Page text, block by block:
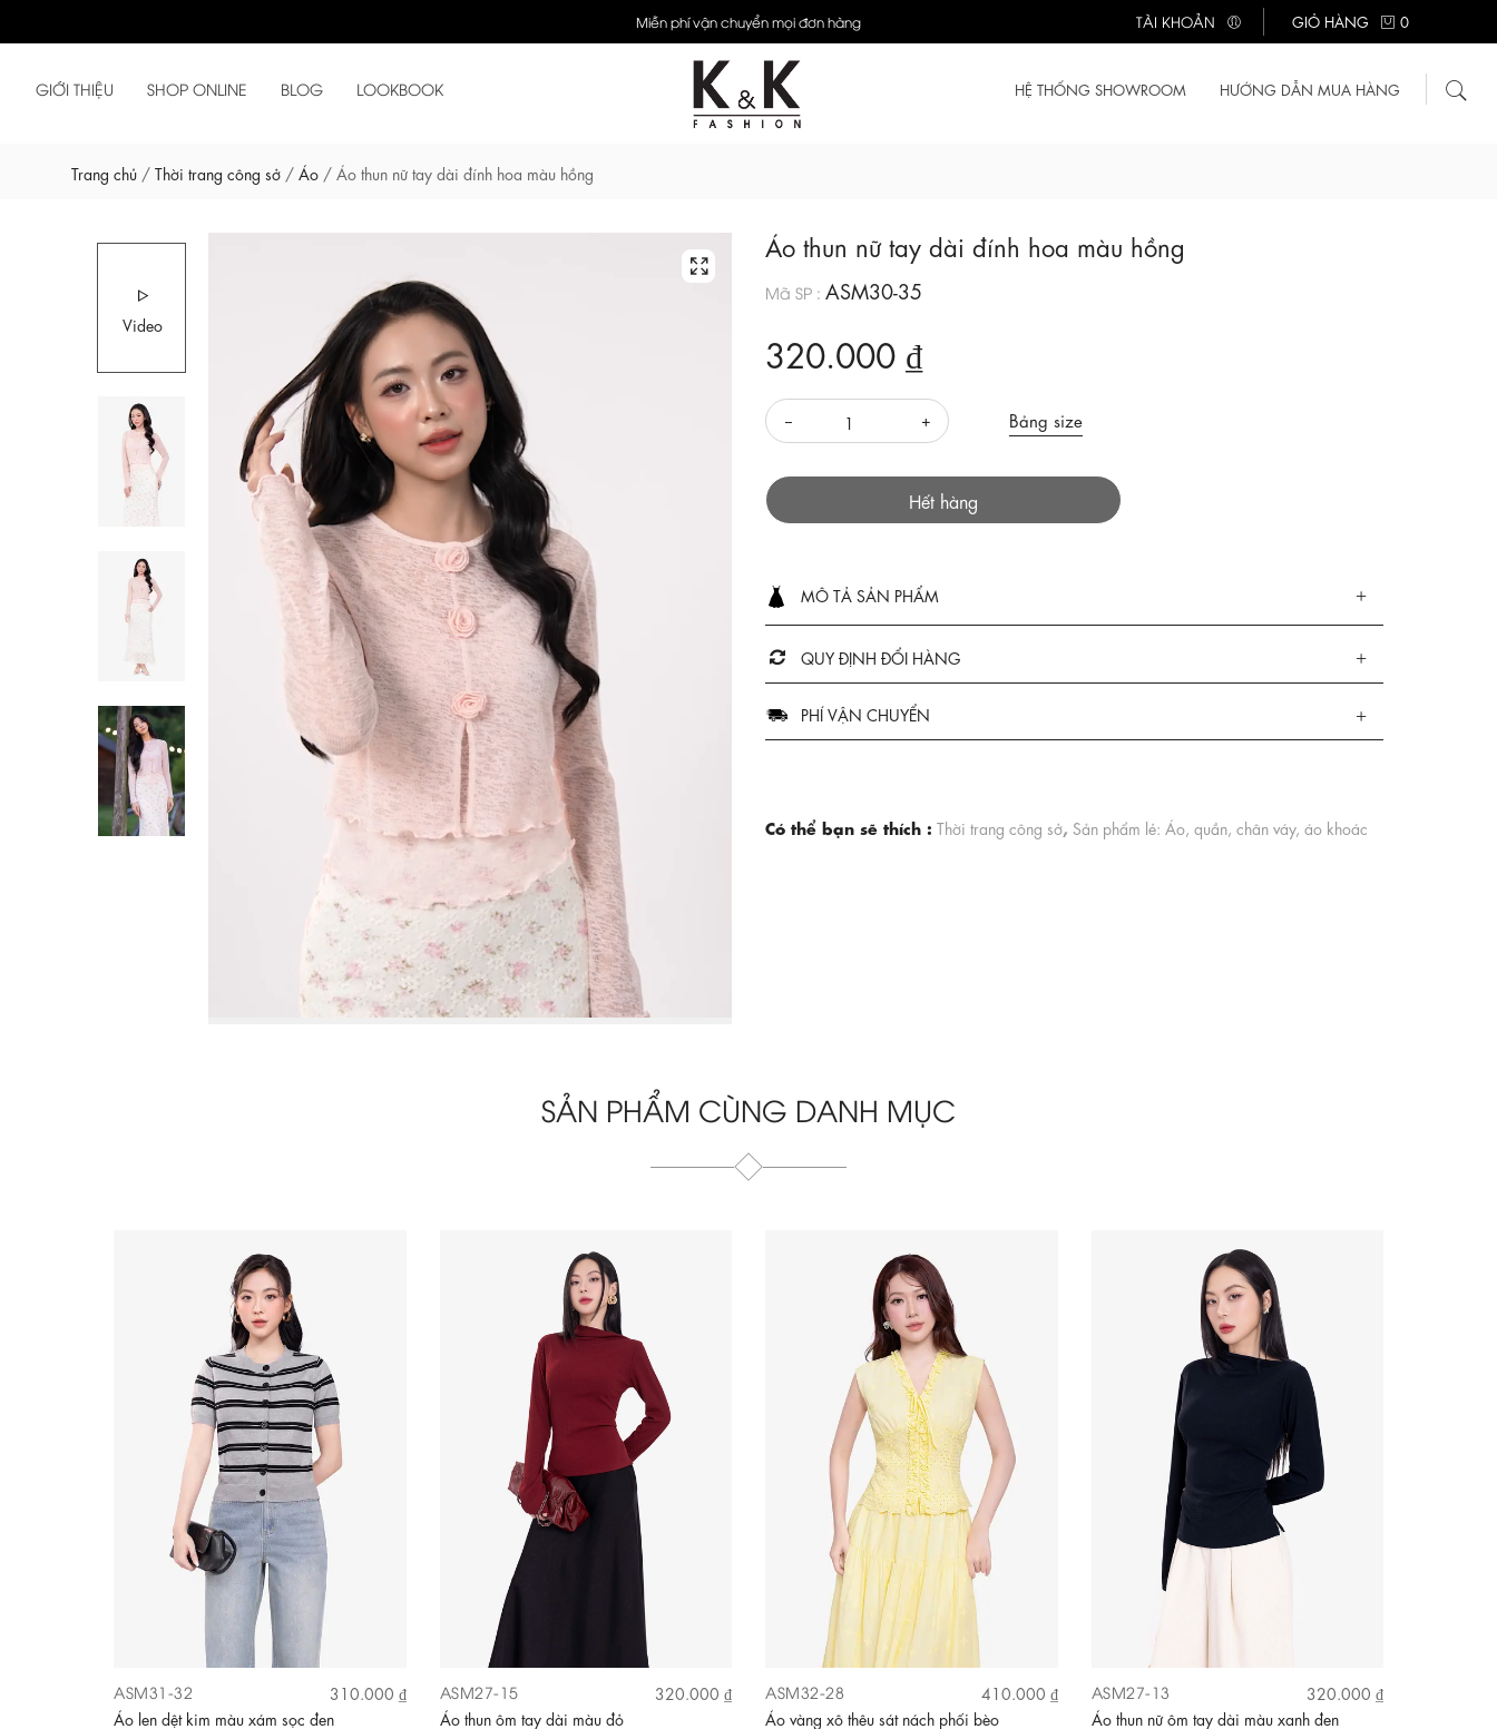
Miễn phí vận chuyển mọi đơn hàng TÀI KHOẢN GIỎ HÀNG 0
GIỚI THIỆU SHOP ONLINE BLOG LOOKBOOK HỆ THỐNG SHOWROOM HƯỚNG DẪN MUA HÀNG
Trang chủ / Thời trang công sở / Áo / Áo thun nữ tay dài đính hoa màu hồng
Video
Video
Áo thun nữ tay dài đính hoa màu hồng
Mã SP : ASM30-35
320.000 ₫
Bảng size
Hết hàng
MÔ TẢ SẢN PHẨM
QUY ĐỊNH ĐỔI HÀNG
PHÍ VẬN CHUYỂN
Có thể bạn sẽ thích : Thời trang công sở, Sản phẩm lẻ: Áo, quần, chân váy, áo khoác
SẢN PHẨM CÙNG DANH MỤC
ASM31-32
310.000 ₫
Áo len dệt kim màu xám sọc đen
ASM27-15
320.000 ₫
Áo thun ôm tay dài màu đỏ
ASM32-28
410.000 ₫
Áo vàng xô thêu sát nách phối bèo
ASM27-13
320.000 ₫
Áo thun nữ ôm tay dài màu xanh đen